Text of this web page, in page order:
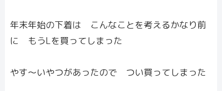
年末年始の下着は こんなことを考えるかなり前
に もうLを買ってしまった
やす〜いやつがあったので つい買ってしまった